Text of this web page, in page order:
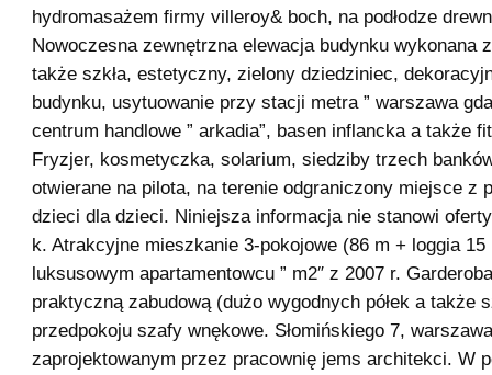
hydromasażem firmy villeroy& boch, na podłodze
Nowoczesna zewnętrzna elewacja budynku wykonana
także szkła, estetyczny, zielony dziedziniec,
budynku, usytuowanie przy stacji metra ” warszawa
centrum handlowe ” arkadia”, basen inflancka a także
Fryzjer, kosmetyczka, solarium, siedziby trzech
otwierane na pilota, na terenie odgraniczony miejsce z
dzieci dla dzieci. Niniejsza informacja nie stanowi
k. Atrakcyjne mieszkanie 3-pokojowe (86 m + loggia 15
luksusowym apartamentowcu ” m2″ z 2007 r.
praktyczną zabudową (dużo wygodnych półek a także
przedpokoju szafy wnękowe. Słomińskiego 7,
zaprojektowanym przez pracownię jems architekci. W